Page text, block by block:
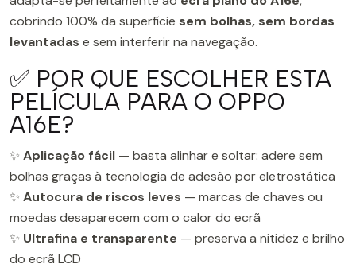
cobrindo 100% da superfície sem bolhas, sem bordas
levantadas e sem interferir na navegação.
✅ POR QUE ESCOLHER ESTA
PELÍCULA PARA O OPPO
A16E?
✨ Aplicação fácil — basta alinhar e soltar: adere sem
bolhas graças à tecnologia de adesão por eletrostática
✨ Autocura de riscos leves — marcas de chaves ou
moedas desaparecem com o calor do ecrã
✨ Ultrafina e transparente — preserva a nitidez e brilho
do ecrã LCD